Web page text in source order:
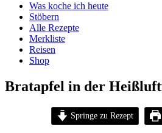
Was koche ich heute
Stöbern
Alle Rezepte
Merkliste
Reisen
Shop
Bratapfel in der
Springe zu Rezept